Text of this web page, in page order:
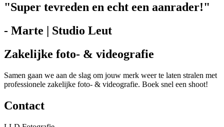
"Super tevreden en echt een aanrader!"
- Marte | Studio Leut
Zakelijke foto- & videografie
Samen gaan we aan de slag om jouw merk weer te laten stralen met
professionele zakelijke foto- & videografie. Boek snel een shoot!
Contact